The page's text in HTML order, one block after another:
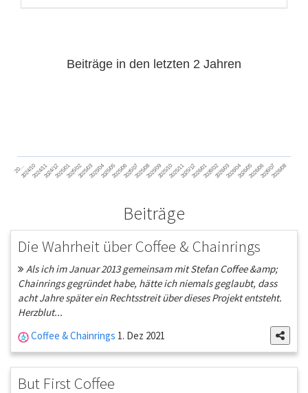
Beiträge in den letzten 2 Jahren
20…2024/102024/112024/122025/012025/022025/032025/042025/052025/062025/072025/082025/092025/102025/112025/122026/012026/022026/032026/042026/052026/062026/072026/08
Beiträge
Die Wahrheit über Coffee & Chainrings
Als ich im Januar 2013 gemeinsam mit Stefan Coffee &amp;
Chainrings gegründet habe, hätte ich niemals geglaubt, dass
acht Jahre später ein Rechtsstreit über dieses Projekt entsteht.
Herzblut...
Coffee & Chainrings 1. Dez 2021
But First Coffee